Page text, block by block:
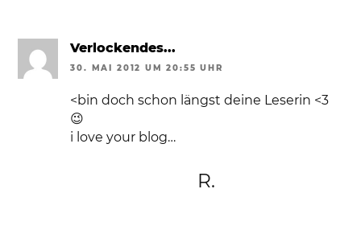
Verlockendes...
30. MAI 2012 UM 20:55 UHR
<bin doch schon längst deine Leserin <3
😉
i love your blog…
R.